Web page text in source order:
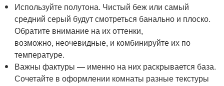
Используйте полутона. Чистый беж или самый
средний серый будут смотреться банально и плоско.
Обратите внимание на их оттенки,
возможно, неочевидные, и комбинируйте их по
температуре.
Важны фактуры — именно на них раскрывается база.
Сочетайте в оформлении комнаты разные текстуры